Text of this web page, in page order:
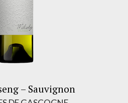
– Sauvignon